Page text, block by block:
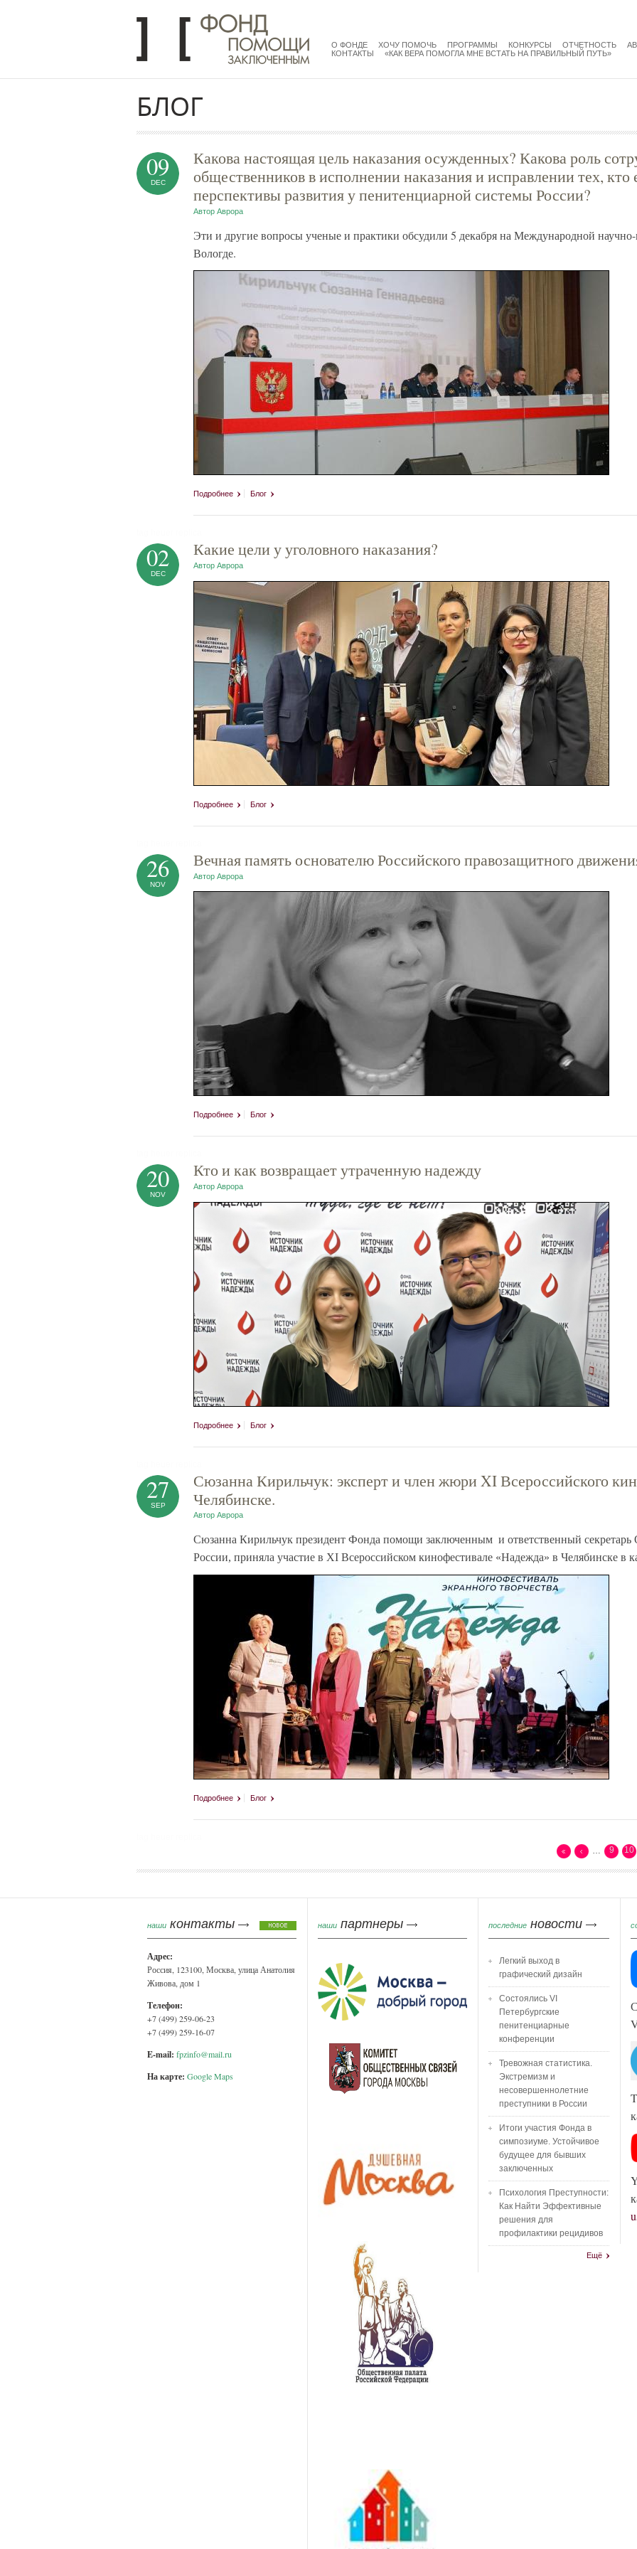
mainmenu
О ФОНДЕ ХОЧУ ПОМОЧЬ ПРОГРАММЫ КОНКУРСЫ ОТЧЕТНОСТЬ
КОНТАКТЫ
«КАК ВЕРА ПОМОГЛА МНЕ ВСТАТЬ НА ПРАВИЛЬНЫЙ ПУТЬ»
БЛОГ
Какова настоящая цель наказания осужденных? Какова роль
общественников в исполнении наказания и исправлении тех,
перспективы развития у пенитенциарной системы России?
Автор Аврора
09
DEC
Эти и другие вопросы ученые и практики обсудили 5 декабря на Международной
Вологде.
Подробнее Блог
Какие цели у уголовного наказания?
Автор Аврора
02
DEC
Подробнее Блог
Вечная память основателю Российского правозащитного
Автор Аврора
26
NOV
Подробнее Блог
Кто и как возвращает утраченную надежду
Автор Аврора
20
NOV
Подробнее Блог
Сюзанна Кирильчук: эксперт и член жюри XI Всероссийского
Челябинске.
Автор Аврора
27
SEP
Сюзанна Кирильчук президент Фонда помощи заключенным и ответственный
России, приняла участие в XI Всероссийском кинофестивале «Надежда» в Челябинске в
Подробнее Блог
… 9 10
наши контакты
Адрес:
Россия, 123100, Москва, улица Анатолия
Живова, дом 1
Телефон:
+7 (499) 259-06-23
+7 (499) 259-16-07
E-mail: fpzinfo@mail.ru
На карте: Google Maps
наши партнеры последние новости
Легкий выход в
графический дизайн
Состоялись VI
Петербургские
пенитенциарные
конференции
Тревожная статистика.
Экстремизм и
несовершеннолетние
преступники в России
Итоги участия Фонда в
симпозиуме. Устойчивое
будущее для бывших
заключенных
Психология Преступности:
Как Найти Эффективные
решения для
профилактики рецидивов
Ещё